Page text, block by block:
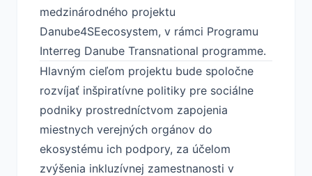
medzinárodného projektu
Danube4SEecosystem, v rámci Programu
Interreg Danube Transnational programme.
Hlavným cieľom projektu bude spoločne
rozvíjať inšpiratívne politiky pre sociálne
podniky prostredníctvom zapojenia
miestnych verejných orgánov do
ekosystému ich podpory, za účelom
zvýšenia inkluzívnej zamestnanosti v